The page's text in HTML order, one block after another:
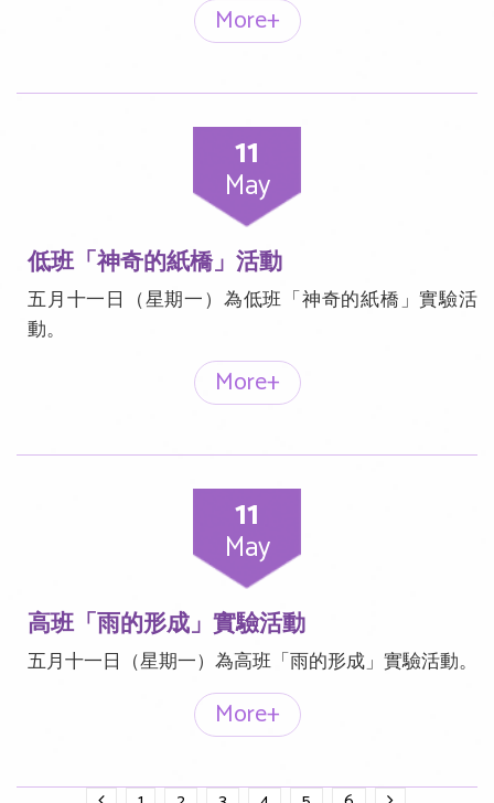
More+
11
May
低班「神奇的紙橋」活動
五月十一日（星期一）為低班「神奇的紙橋」實驗活
動。
More+
11
May
高班「雨的形成」實驗活動
五月十一日（星期一）為高班「雨的形成」實驗活動。
More+